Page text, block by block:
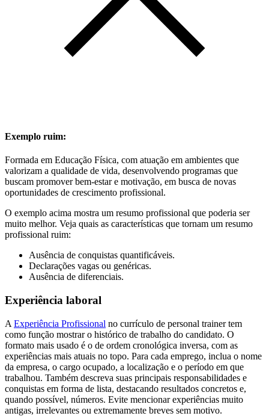
Exemplo ruim:
Formada em Educação Física, com atuação em ambientes que
valorizam a qualidade de vida, desenvolvendo programas que
buscam promover bem-estar e motivação, em busca de novas
oportunidades de crescimento profissional.
O exemplo acima mostra um resumo profissional que poderia ser
muito melhor. Veja quais as características que tornam um resumo
profissional ruim:
Ausência de conquistas quantificáveis.
Declarações vagas ou genéricas.
Ausência de diferenciais.
Experiência laboral
A Experiência Profissional no currículo de personal trainer tem
como função mostrar o histórico de trabalho do candidato. O
formato mais usado é o de ordem cronológica inversa, com as
experiências mais atuais no topo. Para cada emprego, inclua o nome
da empresa, o cargo ocupado, a localização e o período em que
trabalhou. Também descreva suas principais responsabilidades e
conquistas em forma de lista, destacando resultados concretos e,
quando possível, números. Evite mencionar experiências muito
antigas, irrelevantes ou extremamente breves sem motivo.